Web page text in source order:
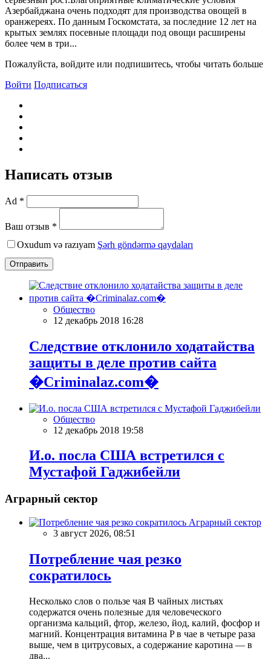
Азербайджана очень подходят для производства овощей в
оранжереях. По данным Госкомстата, за последние 12 лет на
крытых землях посевные площади под овощи расширены
более чем в три...
Пожалуйста, войдите или подпишитесь, чтобы читать больше
Войти Подписаться
Написать отзыв
Ad *
Ваш отзыв *
Oxudum və razıyam Şərh göndərmə qaydaları
Отправить
Общество
12 декабрь 2018 16:28
Следствие отклонило ходатайства
защиты в деле против сайта
�Criminalaz.com�
Общество
12 декабрь 2018 19:58
И.о. посла США встретился с
Мустафой Гаджибейли
Аграрный сектор
Аграрный сектор
3 август 2026, 08:51
Потребление чая резко
сократилось
Несколько слов о пользе чая В чайных листьях
содержатся очень полезные для человеческого
организма кальций, фтор, железо, йод, калий, фосфор и
магний. Концентрация витамина P в чае в четыре раза
выше, чем в цитрусовых, а содержание каротина — в
два...